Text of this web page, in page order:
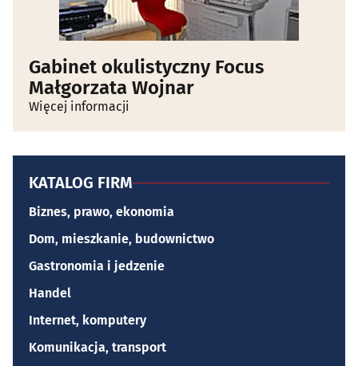
Gabinet okulistyczny Focus
Małgorzata Wojnar
Więcej informacji
KATALOG FIRM
Biznes, prawo, ekonomia
Dom, mieszkanie, budownictwo
Gastronomia i jedzenie
Handel
Internet, komputery
Komunikacja, transport